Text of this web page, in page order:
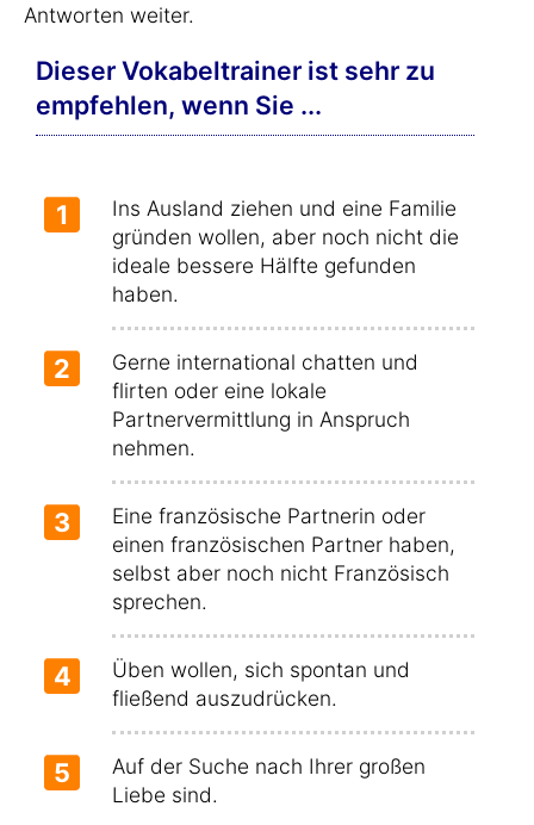
Antworten weiter.
Dieser Vokabeltrainer ist sehr zu
empfehlen, wenn Sie ...
1
Ins Ausland ziehen und eine Familie
gründen wollen, aber noch nicht die
ideale bessere Hälfte gefunden
haben.
2
Gerne international chatten und
flirten oder eine lokale
Partnervermittlung in Anspruch
nehmen.
3
Eine französische Partnerin oder
einen französischen Partner haben,
selbst aber noch nicht Französisch
sprechen.
4
Üben wollen, sich spontan und
fließend auszudrücken.
5
Auf der Suche nach Ihrer großen
Liebe sind.